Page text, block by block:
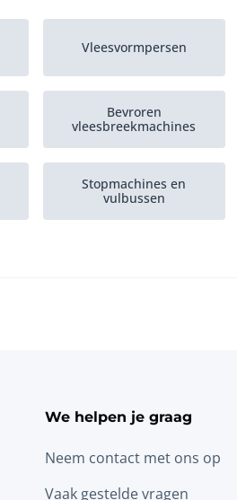
Vleesvormpersen
Bevroren
vleesbreekmachines
Stopmachines en
vulbussen
We helpen je graag
Neem contact met ons op
Vaak gestelde vragen